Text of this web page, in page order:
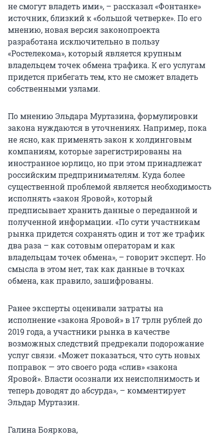
не смогут владеть ими», – рассказал «Фонтанке»
источник, близкий к «большой четверке». По его
мнению, новая версия законопроекта
разработана исключительно в пользу
«Ростелекома», который является крупным
владельцем точек обмена трафика. К его услугам
придется прибегать тем, кто не сможет владеть
собственными узлами.
По мнению Эльдара Муртазина, формулировки
закона нуждаются в уточнениях. Например, пока
не ясно, как применять закон к холдинговым
компаниям, которые зарегистрированы на
иностранное юрлицо, но при этом принадлежат
российским предпринимателям. Куда более
существенной проблемой является необходимость
исполнять «закон Яровой», который
предписывает хранить данные о переданной и
полученной информации. «По сути участникам
рынка придется сохранять один и тот же трафик
два раза – как сотовым операторам и как
владельцам точек обмена», – говорит эксперт. Но
смысла в этом нет, так как данные в точках
обмена, как правило, зашифрованы.
Ранее эксперты оценивали затраты на
исполнение «закона Яровой» в 17 трлн рублей до
2019 года, а участники рынка в качестве
возможных следствий предрекали подорожание
услуг связи. «Может показаться, что суть новых
поправок — это своего рода «слив» «закона
Яровой». Власти осознали их неисполнимость и
теперь доводят до абсурда», – комментирует
Эльдар Муртазин.
Галина Бояркова,